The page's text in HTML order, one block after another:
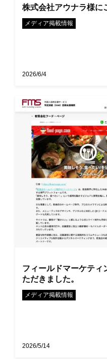
株式会社アウナラ様に
メディア掲載情報
2026/6/4
フィールドマーケティ
ただきました。
メディア掲載情報
2026/5/14